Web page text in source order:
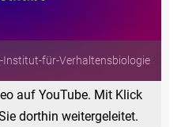
Institut-für-Verhaltensbiologie
auf YouTube. Mit Klick
dorthin weitergeleitet.